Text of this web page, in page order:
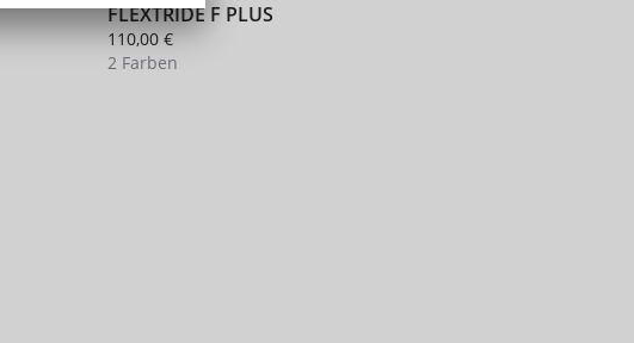
FLEXTRIDE F PLUS
110,00 €
2 Farben